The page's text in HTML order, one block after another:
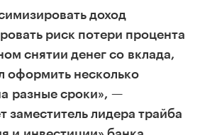
доход
риск потери процента
снятии денег со вклада,
оформить несколько
разные сроки», —
заместитель лидера трайба